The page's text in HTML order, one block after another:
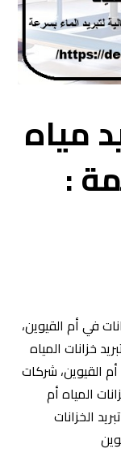
مياه
:
في أم القيوين،
خزانات المياه
القيوين، شركات
المياه أم
الخزانات